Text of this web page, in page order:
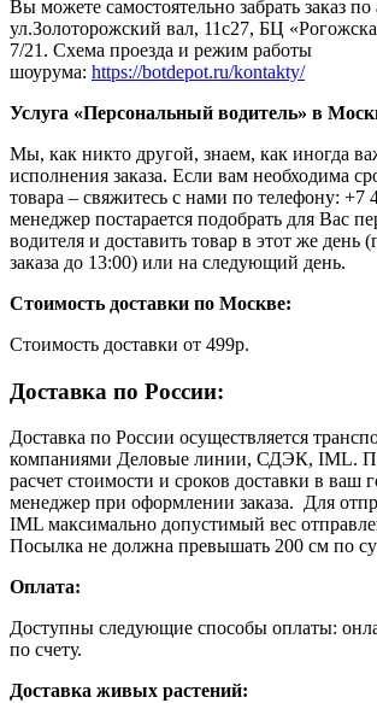
Вы можете самостоятельно забрать заказ
ул.Золоторожский вал, 11с27, БЦ
7/21. Схема проезда и режим работы
шоурума: https://botdepot.ru/kontakty/
Услуга «Персональный водитель» в
Мы, как никто другой, знаем, как иногда
исполнения заказа. Если вам необходима
товара – свяжитесь с нами по телефону:
менеджер постарается подобрать для Вас
водителя и доставить товар в этот же день
заказа до 13:00) или на следующий день.
Стоимость доставки по Москве:
Cтоимость доставки от 499р.
Доставка по России:
Доставка по России осуществляется
компаниями Деловые линии, СДЭК, IML.
расчет стоимости и сроков доставки в ваш
менеджер при оформлении заказа. Для
IML максимально допустимый вес
Посылка не должна превышать 200 см по
Оплата:
Доступны следующие способы оплаты:
по счету.
Доставка живых растений: